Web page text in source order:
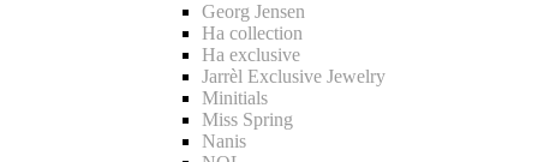
Georg Jensen
Ha collection
Ha exclusive
Jarrèl Exclusive Jewelry
Minitials
Miss Spring
Nanis